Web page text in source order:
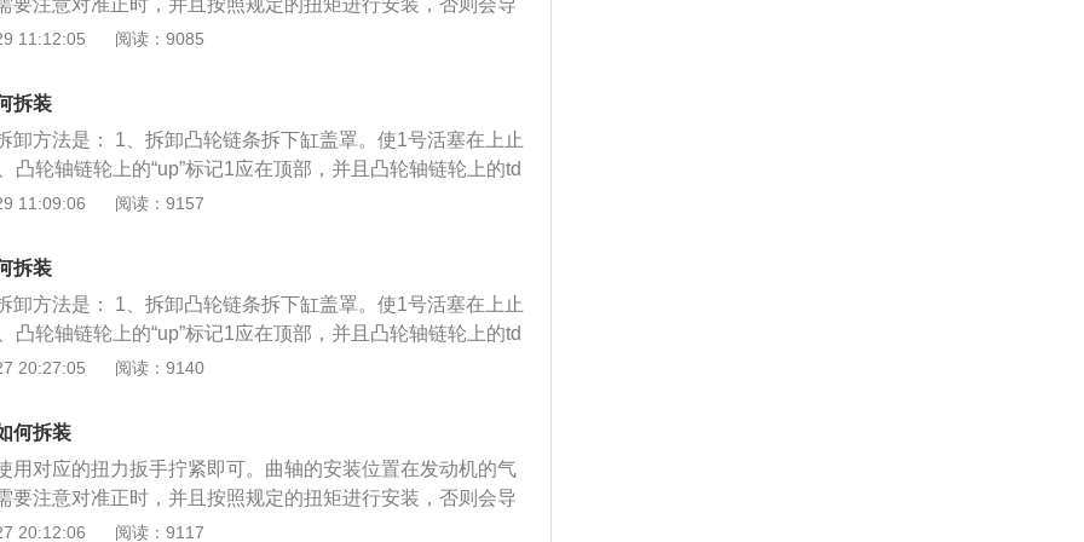
要注意对准正时，并且按照规定的扭矩进行安装，否则会导
下是曲轴箱的作用： 1、曲轴箱是发动机中最重要的部件。
到旋转质量的离心力、周期变化的气体惯性力和往复惯性力
承受弯曲扭转载荷的作用； 3、防止机油变质；防止曲轴油
。
11:12:05 阅读：9085
拆装
卸方法是： 1、拆卸凸轮链条拆下缸盖罩。使1号活塞在上止
凸轮轴链轮上的“up”标记1应在顶部，并且凸轮轴链轮上的td
顶部边缘对准； 3、拆下右前轮。拆下右侧挡泥板； 4、松
轮即可。
11:09:06 阅读：9157
拆装
卸方法是： 1、拆卸凸轮链条拆下缸盖罩。使1号活塞在上止
凸轮轴链轮上的“up”标记1应在顶部，并且凸轮轴链轮上的td
顶部边缘对准； 3、拆下右前轮。拆下右侧挡泥板； 4、松
轮即可。
20:27:05 阅读：9140
何拆装
用对应的扭力扳手拧紧即可。曲轴的安装位置在发动机的气
要注意对准正时，并且按照规定的扭矩进行安装，否则会导
下是曲轴箱的作用： 1、曲轴箱是发动机中最重要的部件。
20:12:06 阅读：9117